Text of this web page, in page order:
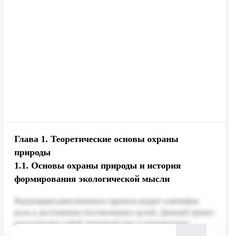
Глава 1. Теоретические основы охраны
природы
1.1. Основы охраны природы и история
формирования экологической мысли